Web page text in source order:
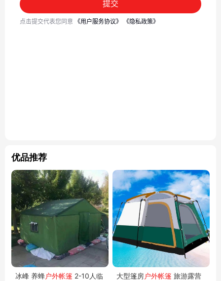
优品推荐
冰峰 养蜂户外帐篷 2-10人临
大型篷房户外帐篷 旅游露营